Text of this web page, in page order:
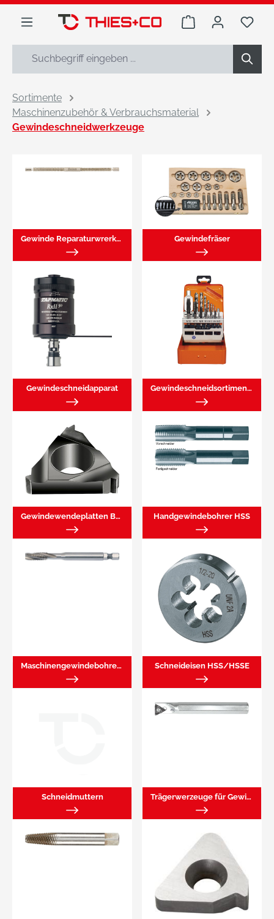
springen
Warenkorb Du
Sortimente
Maschinenzubehör & Verbrauchsmaterial
Gewindeschneidwerkzeuge
Gewinde Reparaturwrerkezug Gewindefräser
Gewindeschneidapparat Gewindeschneidsortimente
Gewindewendeplatten Besch./Unbesch. Handgewindebohrer HSS
Maschinengewindebohrer, HSS/HSSE Schneideisen HSS/HSSE
Schneidmuttern Trägerwerzeuge für Gewindewendeplatten